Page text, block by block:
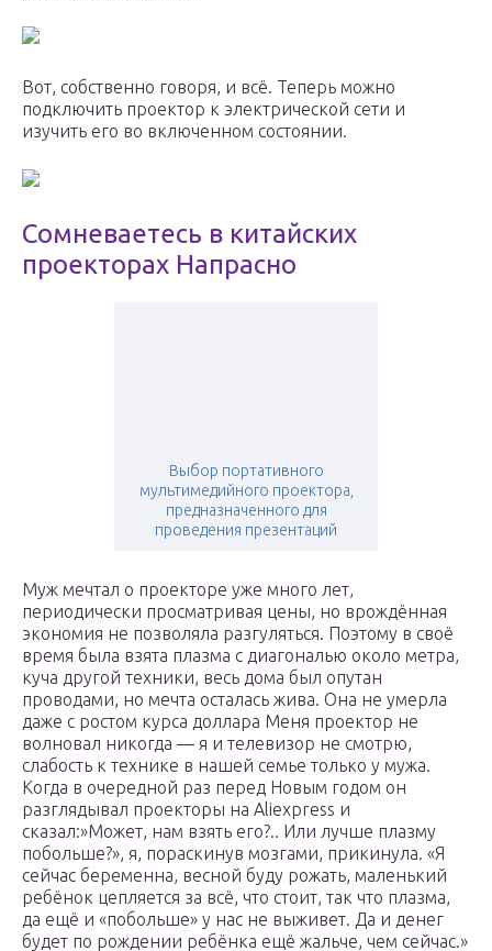
Вот, собственно говоря, и всё. Теперь можно
подключить проектор к электрической сети и
изучить его во включенном состоянии.
Сомневаетесь в китайских
проекторах Напрасно
Выбор портативного
мультимедийного проектора,
предназначенного для
проведения презентаций
Муж мечтал о проекторе уже много лет,
периодически просматривая цены, но врождённая
экономия не позволяла разгуляться. Поэтому в своё
время была взята плазма с диагональю около метра,
куча другой техники, весь дома был опутан
проводами, но мечта осталась жива. Она не умерла
даже с ростом курса доллара Меня проектор не
волновал никогда — я и телевизор не смотрю,
слабость к технике в нашей семье только у мужа.
Когда в очередной раз перед Новым годом он
разглядывал проекторы на Aliexpress и
сказал:»Может, нам взять его?.. Или лучше плазму
побольше?», я, пораскинув мозгами, прикинула. «Я
сейчас беременна, весной буду рожать, маленький
ребёнок цепляется за всё, что стоит, так что плазма,
да ещё и «побольше» у нас не выживет. Да и денег
будет по рождении ребёнка ещё жальче, чем сейчас.»